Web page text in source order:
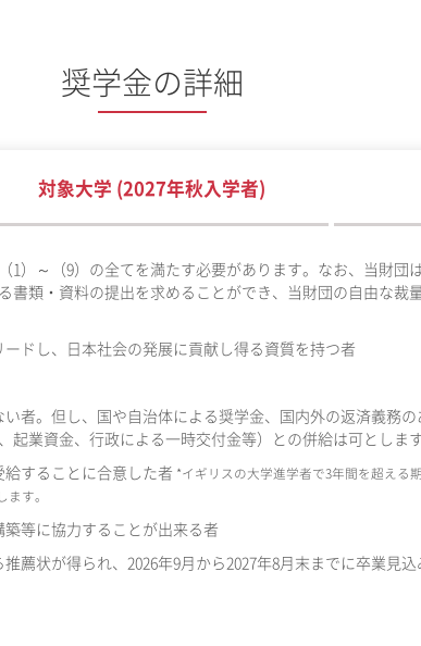
奨学金の詳細
1）～（9）の全てを満たす必要があります。なお、当財団
書類・資料の提出を求めることができ、当財団の自由な裁
ドし、日本社会の発展に貢献し得る資質を持つ者
者。但し、国や自治体による奨学金、国内外の返済義務の
業資金、行政による一時交付金等）との併給は可とします
給することに合意した者 *イギリスの大学進学者で3年間を超える
ます。
築等に協力することが出来る者
薦状が得られ、2026年9月から2027年8月末までに卒業見込
対象大学 (2027年秋入学者)